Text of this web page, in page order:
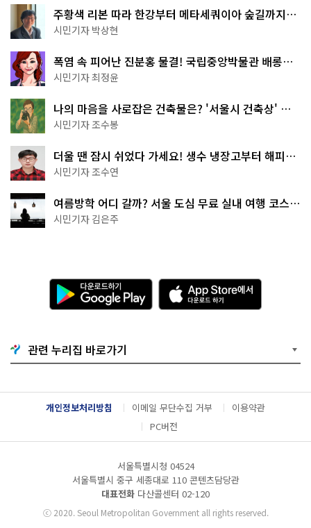
주황색 리본 따라 한강부터 메타세쿼이아 숲길까지…
서울둘레길 15코스
시민기자 박상현
폭염 속 피어난 진분홍 물결! 국립중앙박물관 배롱나
무 명소
시민기자 최정윤
나의 마음을 사로잡은 건축물은? '서울시 건축상' 수
상작 공개!
시민기자 조수봉
더울 땐 잠시 쉬었다 가세요! 생수 냉장고부터 해피소
·무더위쉼터까지
시민기자 조수연
여름방학 어디 갈까? 서울 도심 무료 실내 여행 코스
추천
시민기자 김은주
다
운
로
기
G
o
g
l
e
l
A
p
p
e
서
다
운
드
관련 누리집 바로가기
개인정보처리방침 이메일 무단수집 거부
이용약관
PC버전
서울특별시청 04524
서울특별시 중구 세종대로 110 콘텐츠담당관
대표전화 다산콜센터 02-120
ⓒ2020. Seoul Metropolitan Government all rights reserved.